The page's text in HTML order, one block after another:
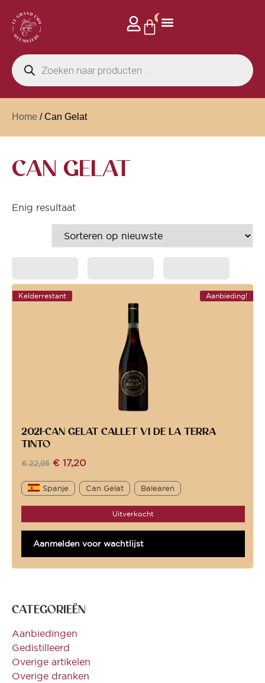
0
Home / Can Gelat
CAN GELAT
CATEGORIEËN
Aanbiedingen
Gedistilleerd
Overige artikelen
Overige dranken
Enig resultaat
Aanbieding!
Kelderrestant
2021-CAN GELAT CALLET VI DE LA TERRA
TINTO
€22,95 € 17,20
Spanje Can Gelat Balearen
Uitverkocht
Aanmelden voor wachtlijst